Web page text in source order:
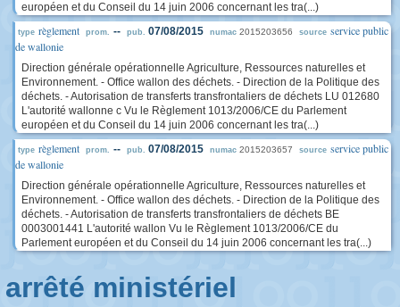
européen et du Conseil du 14 juin 2006 concernant les tra(...)
type règlement prom. -- pub. 07/08/2015 numac 2015203656 source service public
de wallonie
Direction générale opérationnelle Agriculture, Ressources naturelles et
Environnement. - Office wallon des déchets. - Direction de la Politique des
déchets. - Autorisation de transferts transfrontaliers de déchets LU 012680
L'autorité wallonne c Vu le Règlement 1013/2006/CE du Parlement
européen et du Conseil du 14 juin 2006 concernant les tra(...)
type règlement prom. -- pub. 07/08/2015 numac 2015203657 source service public
de wallonie
Direction générale opérationnelle Agriculture, Ressources naturelles et
Environnement. - Office wallon des déchets. - Direction de la Politique des
déchets. - Autorisation de transferts transfrontaliers de déchets BE
0003001441 L'autorité wallon Vu le Règlement 1013/2006/CE du
Parlement européen et du Conseil du 14 juin 2006 concernant les tra(...)
arrêté ministériel